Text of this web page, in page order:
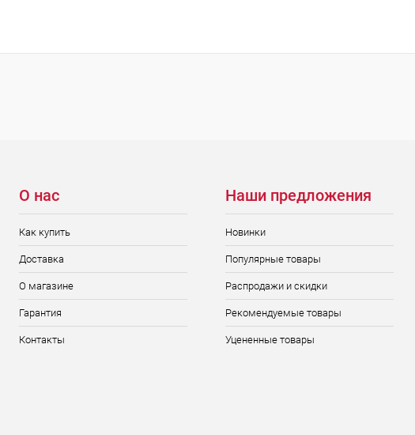
Купить в 1 клик Сравнение Купить в 1 клик
О нас
Как купить
Доставка
О магазине
Гарантия
Контакты
Наши предложения
Новинки
Популярные товары
Распродажи и скидки
Рекомендуемые товары
Уцененные товары